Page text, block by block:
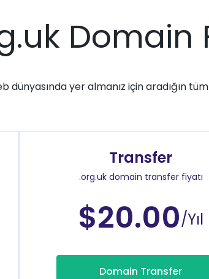
Domain
dünyasında yer almanız için aradığın
Transfer
.org.uk domain transfer fiyatı
$20.00/Yıl
Domain Transfer